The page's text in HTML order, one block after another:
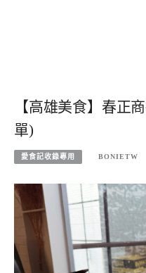
【高雄美食】春正
單)
愛食記收錄專用 BONIETW